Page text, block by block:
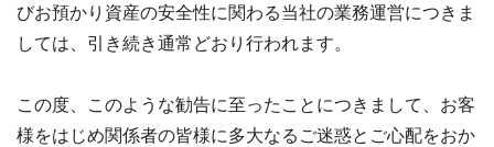
びお預かり資産の安全性に関わる当社の業務運営につきま
しては、引き続き通常どおり行われます。
この度、このような勧告に至ったことにつきまして、お客
様をはじめ関係者の皆様に多大なるご迷惑とご心配をおか